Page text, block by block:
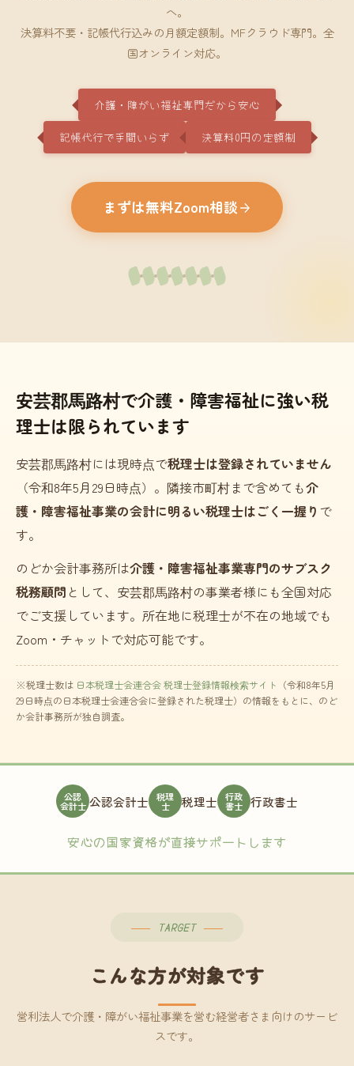
へ。
決算料不要・記帳代行込みの月額定額制。MFクラウド専門。全
国オンライン対応。
介護・障がい福祉専門だから安心
記帳代行で手間いらず 決算料0円の定額制
まずは無料Zoom相談
安芸郡馬路村で介護・障害福祉に強い税
理士は限られています
安芸郡馬路村には現時点で税理士は登録されていません
（令和8年5月29日時点）。隣接市町村まで含めても介
護・障害福祉事業の会計に明るい税理士はごく一握り で
す。
のどか会計事務所は介護・障害福祉事業専門のサブスク
税務顧問 として、安芸郡馬路村の事業者様にも全国対応
でご支援しています。所在地に税理士が不在の地域でも
Zoom・チャットで対応可能です。
※税理士数は 日本税理士会連合会 税理士登録情報検索サイト （令和8年5月
29日時点の日本税理士会連合会に登録された税理士）の情報をもとに、のど
か会計事務所が独自調査。
公認
会計士 公認会計士 税理
士 税理士 行政
書士 行政書士
安心の国家資格が直接サポートします
TARGET
こんな方が対象です
営利法人で介護・障がい福祉事業を営む経営者さま向けのサービ
スです。